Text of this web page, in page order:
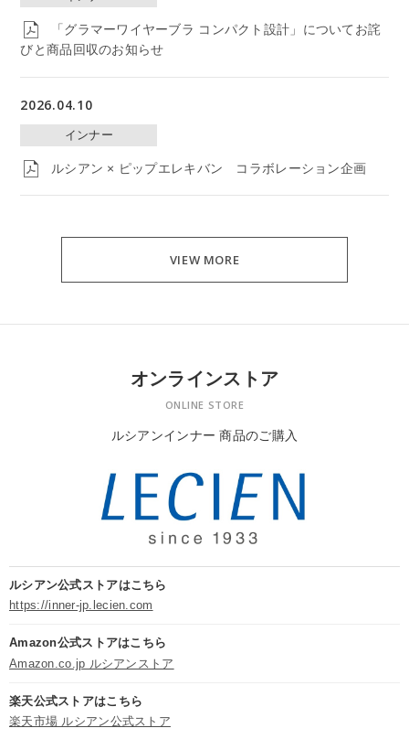
「グラマーワイヤーブラ コンパクト設計」についてお詫
びと商品回収のお知らせ
2026.04.10
インナー
ルシアン × ピップエレキバン コラボレーション企画
VIEW MORE
オンラインストア
ONLINE STORE
ルシアンインナー 商品のご購入
ルシアン公式ストアはこちら
https://inner-jp.lecien.com
Amazon公式ストアはこちら
Amazon.co.jp ルシアンストア
楽天公式ストアはこちら
楽天市場 ルシアン公式ストア